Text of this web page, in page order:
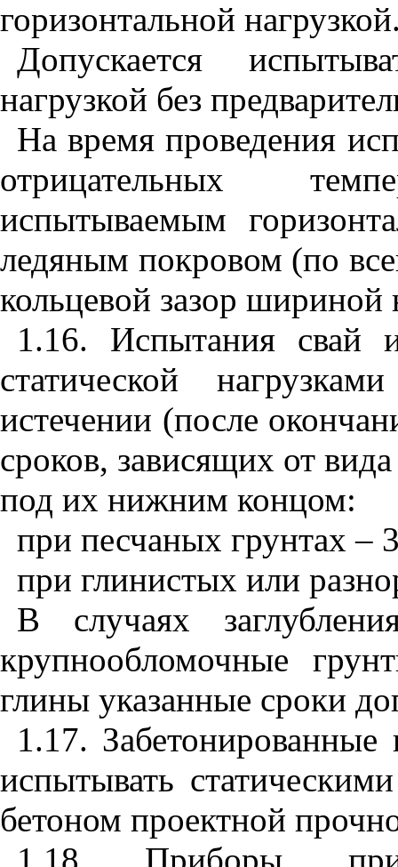
горизонтальной
Допускается
нагрузкой без
На время проведения
отрицательных
испытываемым
ледяным покровом (по
кольцевой зазор шириной
1.16. Испытания свай
статической
истечении (после
сроков, зависящих от
под их нижним концом:
при песчаных грунтах –
при глинистых или
В случаях
крупнообломочные
глины указанные сроки
1.17. Забетонированные
испытывать
бетоном проектной
1.18. Приборы,